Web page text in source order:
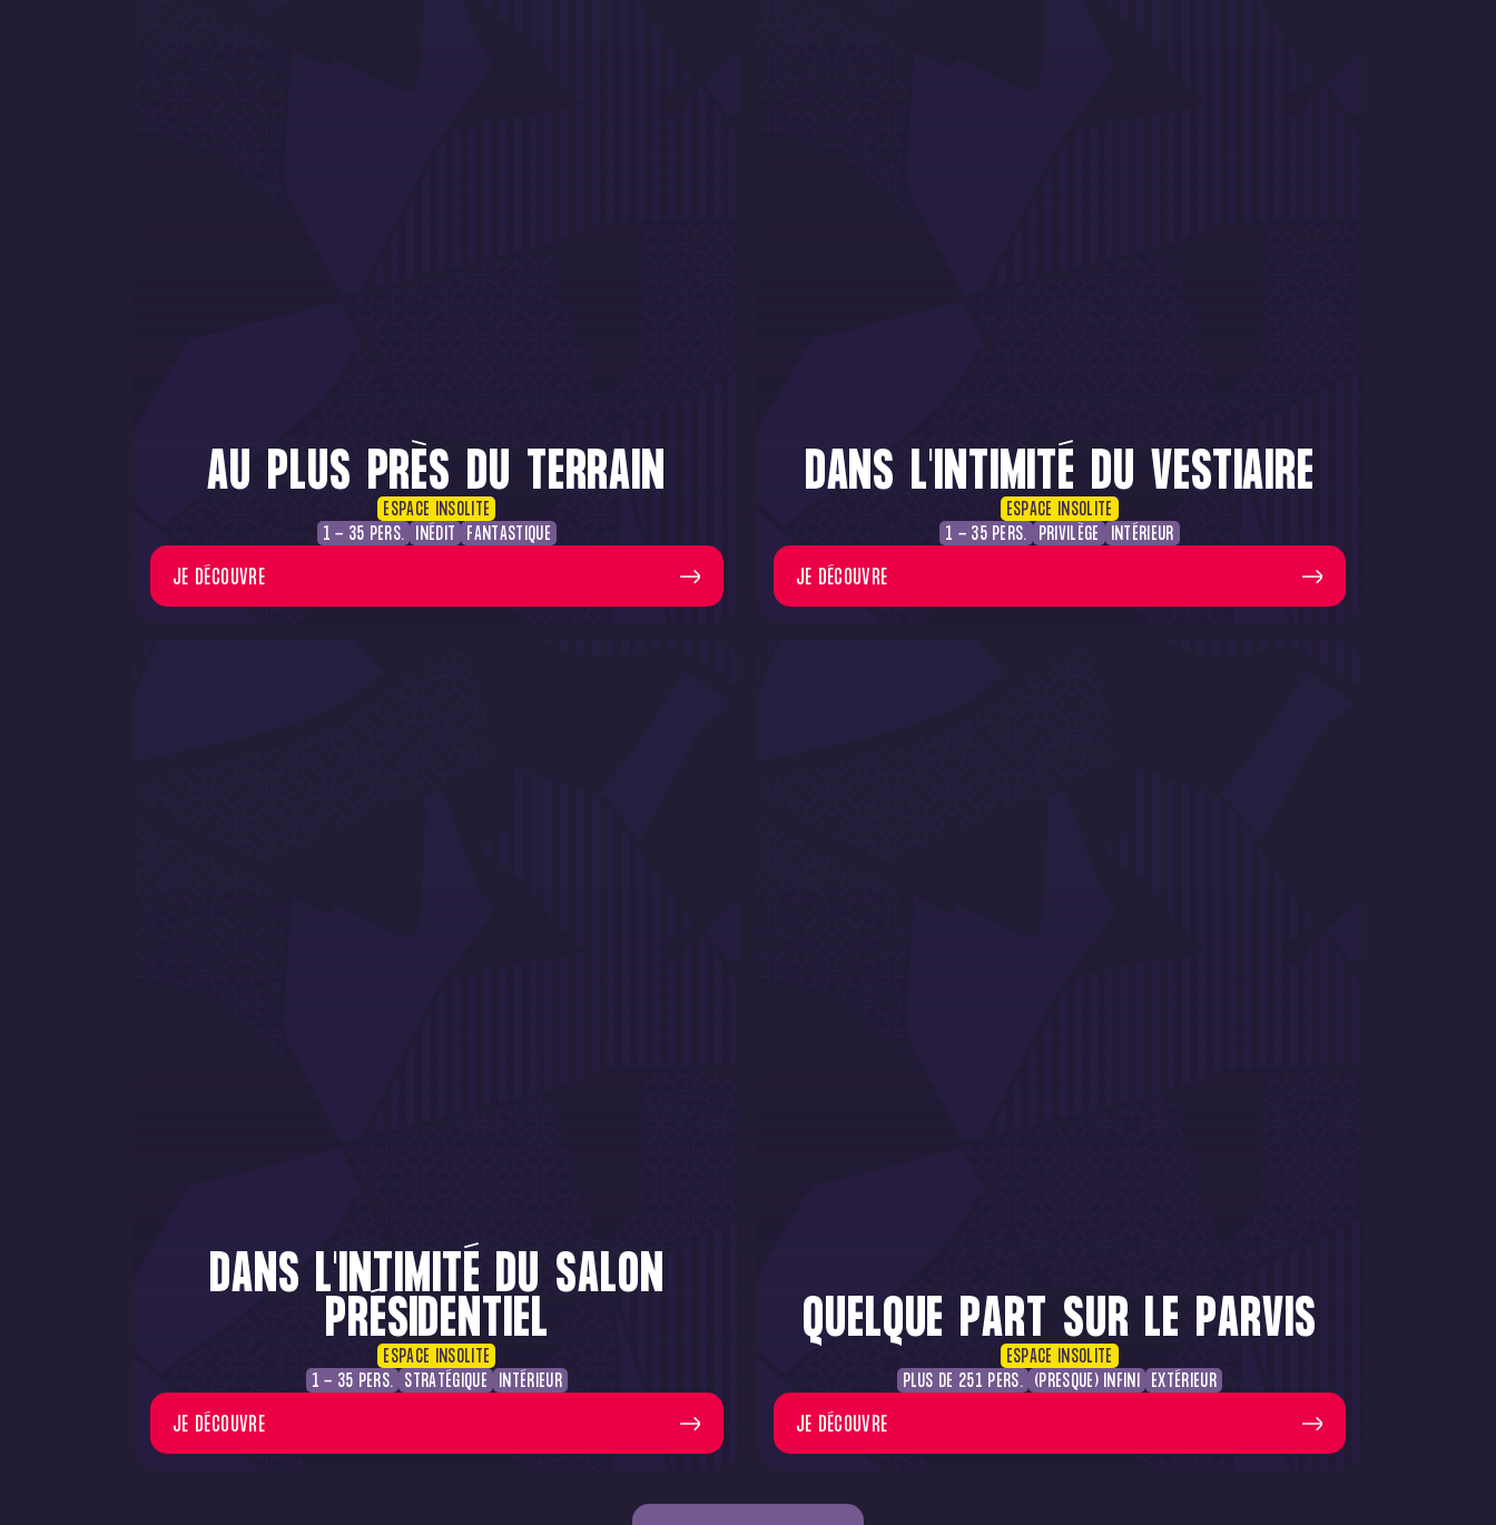
AU PLUS PRÈS DU TERRAIN
ESPACE INSOLITE
1 - 35 PERS. INÉDIT FANTASTIQUE
JE DÉCOUVRE
DANS L'INTIMITÉ DU VESTIAIRE
ESPACE INSOLITE
1 - 35 PERS.
PRIVILÈGE INTÉRIEUR
JE DÉCOUVRE
DANS L'INTIMITÉ DU SALON
PRÉSIDENTIEL
ESPACE INSOLITE
1 - 35 PERS. STRATÉGIQUE INTÉRIEUR
JE DÉCOUVRE
QUELQUE PART SUR LE PARVIS
ESPACE INSOLITE
PLUS DE 251 PERS. (PRESQUE) INFINI EXTÉRIEUR
JE DÉCOUVRE